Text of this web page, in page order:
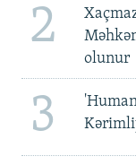
2
olunur
3